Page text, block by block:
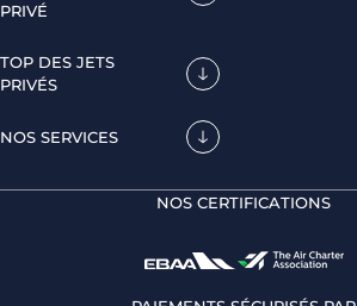
PRIVÉ
TOP DES JETS
PRIVÉS
NOS SERVICES
NOS CERTIFICATIONS